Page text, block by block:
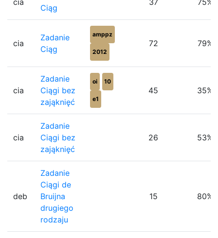
cia
Ciąg
37 75%
cia
Zadanie
Ciąg
amppz
2012
72 79%
cia
Zadanie
Ciągi bez
zająknięć
oi 10
e1
45 35%
cia
Zadanie
Ciągi bez
zająknięć
26 53%
deb
Zadanie
Ciągi de
Bruijna
drugiego
rodzaju
15 80%